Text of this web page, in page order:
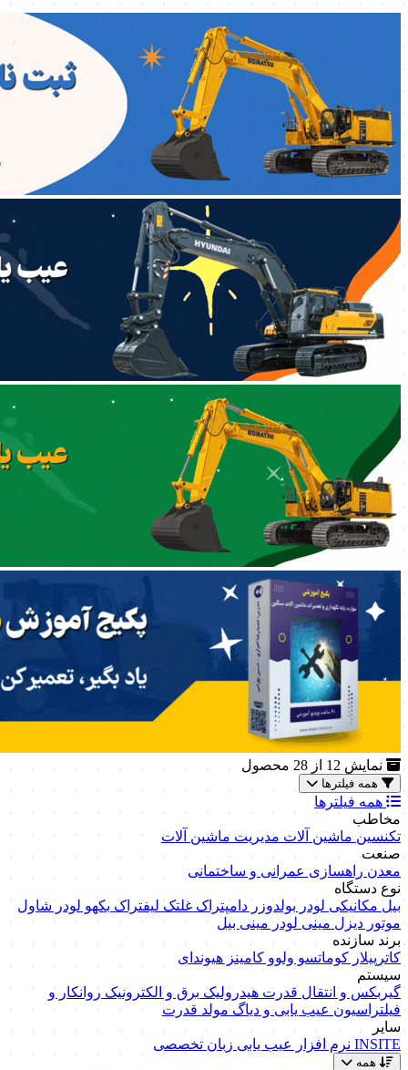
نمایش 12 از 28 محصول
همه فیلترها
همه فیلترها
مخاطب
تکنسین ماشین آلات مدیریت ماشین آلات
صنعت
معدن راهسازی عمرانی و ساختمانی
نوع دستگاه
بیل مکانیکی لودر بولدوزردامپتراک غلتک لیفتراک بکهو لودرشاول
موتور دیزل مینی لودر مینی بیل
برند سازنده
کاترپیلار کوماتسو ولوو کامینز هیوندای
سیستم
گیربکس و انتقال قدرت هیدرولیک برق و الکترونیک روانکار و
فیلتراسیون عیب یابی و دیاگمولد قدرت
سایر
INSITE نرم افزار عیب یابی زبان تخصصی
همه